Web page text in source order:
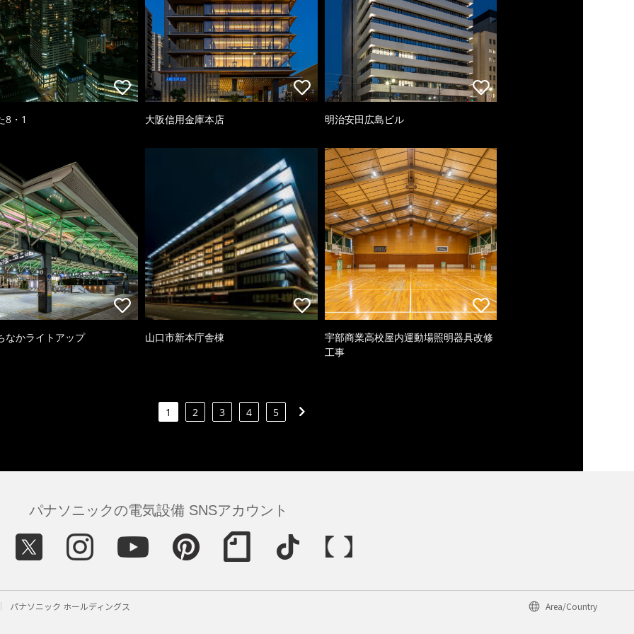
8・1 大阪信用金庫本店 明治安田広島ビル
なかライトアップ 山口市新本庁舎棟
宇部商業高校屋内運動場照明器具改修
工事
1 2 3 4 5
パナソニックの電気設備 SNSアカウント
パナソニック ホールディングス Area/Country